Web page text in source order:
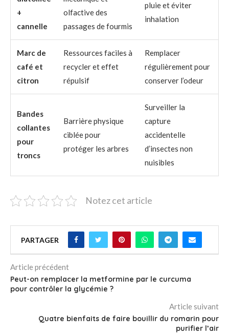
+
cannelle
olfactive des
passages de fourmis
pluie et éviter
inhalation
Marc de
café et
citron
Ressources faciles à
recycler et effet
répulsif
Remplacer
régulièrement pour
conserver l’odeur
Bandes
collantes
pour
troncs
Barrière physique
ciblée pour
protéger les arbres
Surveiller la
capture
accidentelle
d’insectes non
nuisibles
Notez cet article
PARTAGER
Article précédent
Peut-on remplacer la metformine par le curcuma
pour contrôler la glycémie ?
Article suivant
Quatre bienfaits de faire bouillir du romarin pour
purifier l’air